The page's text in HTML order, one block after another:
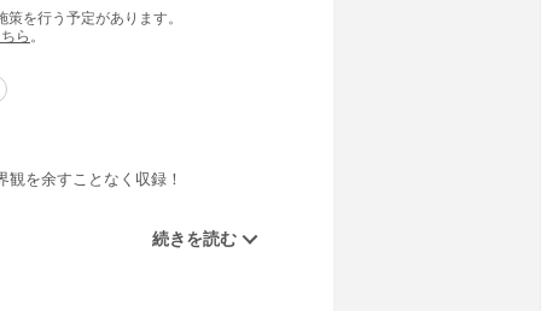
を行う予定があります。
ちら 。
を余すことなく収録！